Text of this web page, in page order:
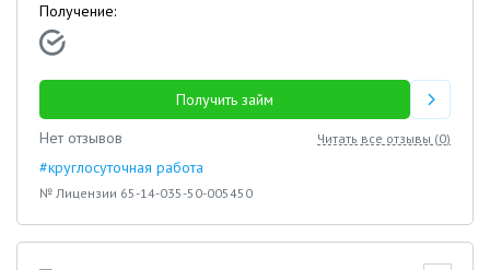
Получение:
Получить займ
Нет отзывов
Читать все отзывы (0)
#круглосуточная работа
№ Лицензии 65-14-035-50-005450